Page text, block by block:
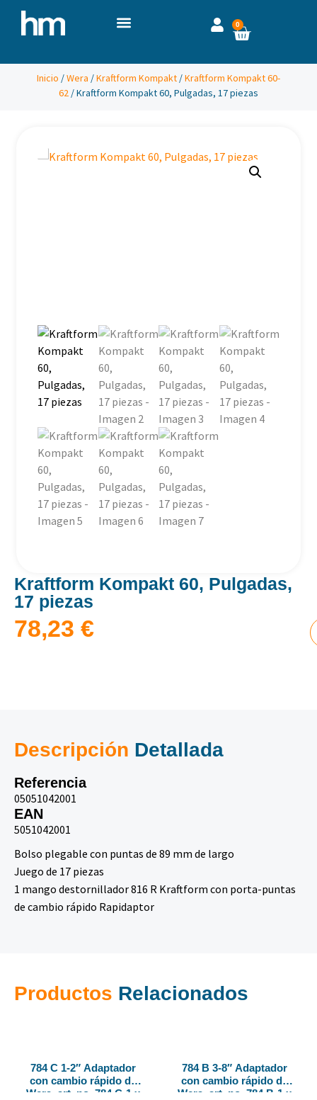
0
Inicio /Wera /Kraftform Kompakt /Kraftform Kompakt 60-
62 / Kraftform Kompakt 60, Pulgadas, 17 piezas
Kraftform Kompakt 60, Pulgadas,
17 piezas
78,23 €
Descripción Detallada
Referencia
05051042001
EAN
5051042001
Bolso plegable con puntas de 89 mm de largo
Juego de 17 piezas
1 mango destornillador 816 R Kraftform con porta-puntas
de cambio rápido Rapidaptor
Productos Relacionados
784 C 1-2″ Adaptador
con cambio rápido de
Wera, art. no. 784 C-1 x
784 B 3-8″ Adaptador
con cambio rápido de
Wera, art. no. 784 B-1 x